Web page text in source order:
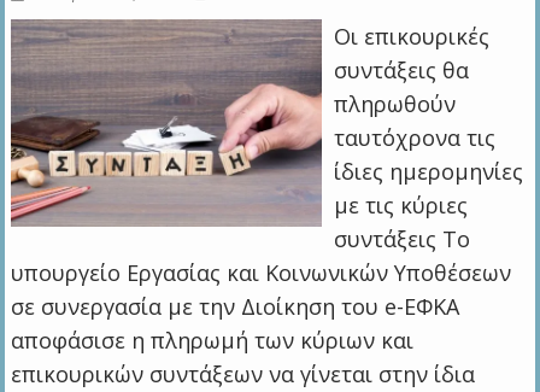
Οι επικουρικές
συντάξεις θα
πληρωθούν
ταυτόχρονα τις
ίδιες ημερομηνίες
με τις κύριες
συντάξεις Το
υπουργείο Εργασίας και Κοινωνικών Υποθέσεων
σε συνεργασία με την Διοίκηση του e-ΕΦΚΑ
αποφάσισε η πληρωμή των κύριων και
επικουρικών συντάξεων να γίνεται στην ίδια